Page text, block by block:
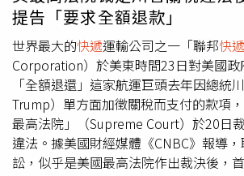
高度風險，不應再發生。此事件也引發對
界線的討論。相關單位指出，在追求流量
應以安全為優先考量，避免以危險方式進
免危及人身安全。班加羅爾發生離譜事
帶至快遞據點。（圖／翻攝自，@ndtv）
提告「要求全額退款」
世界最大的快遞運輸公司之一「聯邦快遞
Corporation）於美東時間23日對美國
「全額退還」這家航運巨頭去年因總統
Trump）單方面加徵關稅而支付的款項
最高法院」（Supreme Court）於20日
違法。據美國財經媒體《CNBC》報導
訟，似乎是美國最高法院作出裁決後，